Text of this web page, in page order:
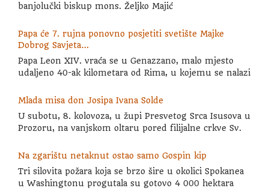
banjolučki biskup mons. Željko Majić
Papa će 7. rujna ponovno posjetiti svetište Majke
Dobrog Savjeta…
Papa Leon XIV. vraća se u Genazzano, malo mjesto
udaljeno 40-ak kilometara od Rima, u kojemu se nalazi
Mlada misa don Josipa Ivana Solde
U subotu, 8. kolovoza, u župi Presvetog Srca Isusova u
Prozoru, na vanjskom oltaru pored filijalne crkve Sv.
Na zgarištu netaknut ostao samo Gospin kip
Tri silovita požara koja se brzo šire u okolici Spokanea
u Washingtonu progutala su gotovo 4 000 hektara